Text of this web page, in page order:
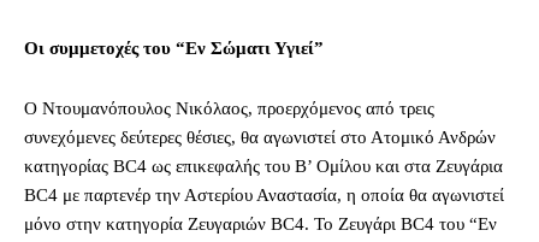
Οι συμμετοχές του “Εν Σώματι Υγιεί”
Ο Ντουμανόπουλος Νικόλαος, προερχόμενος από τρεις
συνεχόμενες δεύτερες θέσιες, θα αγωνιστεί στο Ατομικό Ανδρών
κατηγορίας BC4 ως επικεφαλής του Β’ Ομίλου και στα Ζευγάρια
BC4 με παρτενέρ την Αστερίου Αναστασία, η οποία θα αγωνιστεί
μόνο στην κατηγορία Ζευγαριών BC4. To Ζευγάρι BC4 του “Εν